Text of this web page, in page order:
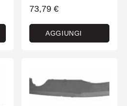
73,79 €
AGGIUNGI